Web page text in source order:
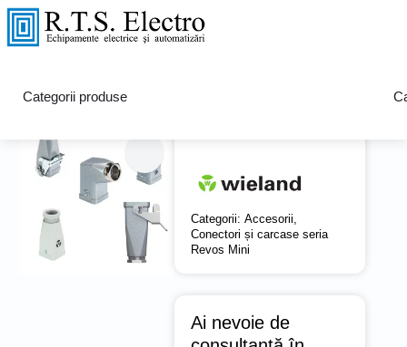
Categorii produse
Categorii: Accesorii
Conectori și carcase seria
Revos Mini
Ai nevoie de